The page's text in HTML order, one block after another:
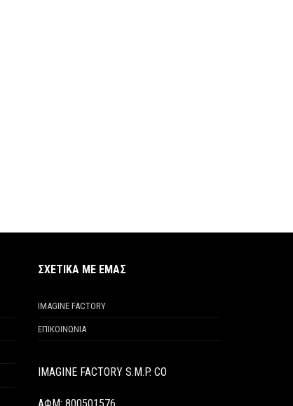
ΣΧΕΤΙΚΑ ΜΕ ΕΜΑΣ
IMAGINE FACTORY
ΕΠΙΚΟΙΝΩΝΙΑ
IMAGINE FACTORY S.M.P. CO